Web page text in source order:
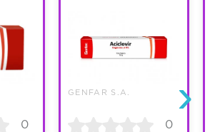
0
GENFAR S.A.
0
›